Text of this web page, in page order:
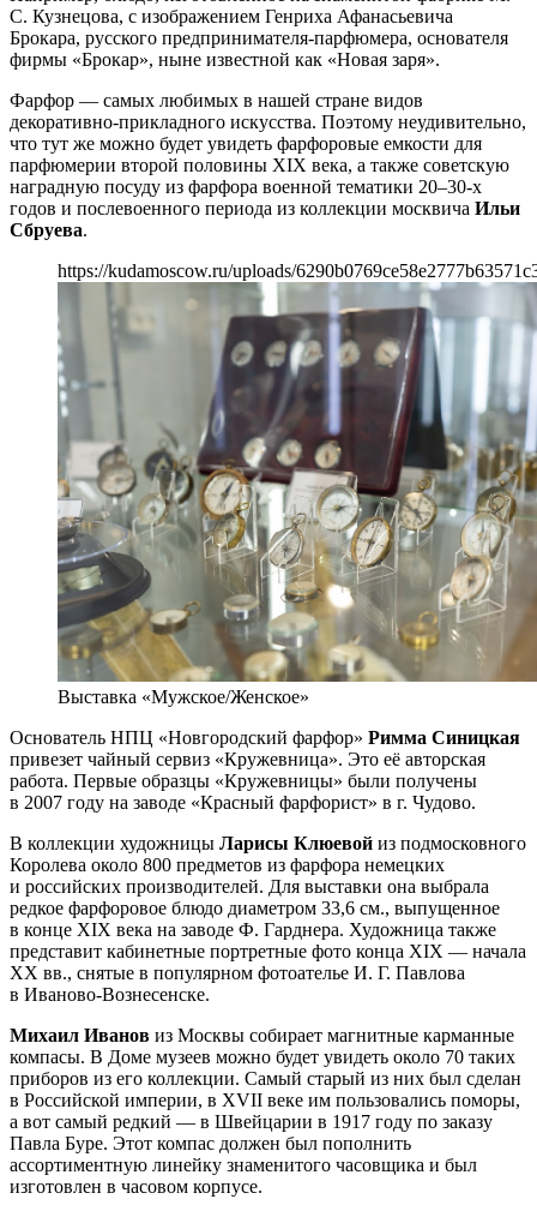
С. Кузнецова, с изображением Генриха Афанасьевича
Брокара, русского предпринимателя-парфюмера, основателя
фирмы «Брокар», ныне известной как «Новая заря».
Фарфор — самых любимых в нашей стране видов
декоративно-прикладного искусства. Поэтому неудивительно,
что тут же можно будет увидеть фарфоровые емкости для
парфюмерии второй половины XIX века, а также советскую
наградную посуду из фарфора военной тематики 20–30-х
годов и послевоенного периода из коллекции москвича Ильи
Сбруева.
https://kudamoscow.ru/uploads/
Выставка «Мужское/Женское»
Основатель НПЦ «Новгородский фарфор» Римма Синицкая
привезет чайный сервиз «Кружевница». Это её авторская
работа. Первые образцы «Кружевницы» были получены
в 2007 году на заводе «Красный фарфорист» в г. Чудово.
В коллекции художницы Ларисы Клюевой из подмосковного
Королева около 800 предметов из фарфора немецких
и российских производителей. Для выставки она выбрала
редкое фарфоровое блюдо диаметром 33,6 см., выпущенное
в конце XIX века на заводе Ф. Гарднера. Художница также
представит кабинетные портретные фото конца XIX — начала
XX вв., снятые в популярном фотоателье И. Г. Павлова
в Иваново-Вознесенске.
Михаил Иванов из Москвы собирает магнитные карманные
компасы. В Доме музеев можно будет увидеть около 70 таких
приборов из его коллекции. Самый старый из них был сделан
в Российской империи, в XVII веке им пользовались поморы,
а вот самый редкий — в Швейцарии в 1917 году по заказу
Павла Буре. Этот компас должен был пополнить
ассортиментную линейку знаменитого часовщика и был
изготовлен в часовом корпусе.